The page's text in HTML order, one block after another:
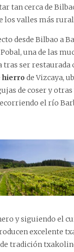
tan cerca de
valles más
desde Bilbao a
una de las
ser
hierro de Vizcaya,
de coser y
el río
y siguiendo el
excelente
tradición